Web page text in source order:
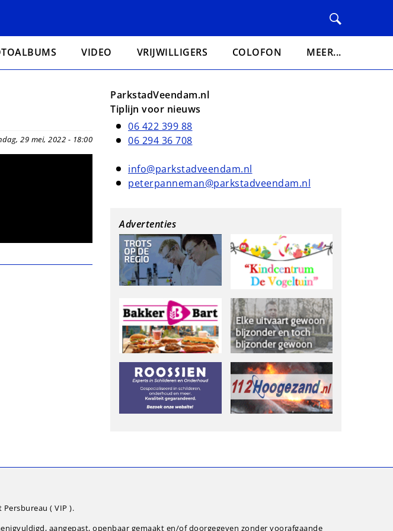
VIDEO VRIJWILLIGERS COLOFON MEER...
29 mei, 2022 - 18:00
ParkstadVeendam.nl
Tiplijn voor nieuws
06 422 399 88
06 294 36 708
info@parkstadveendam.nl
peterpanneman@parkstadveendam.nl
Advertenties
( VIP ).
aangepast, openbaar gemaakt en/of doorgegeven zonder voorafgaande